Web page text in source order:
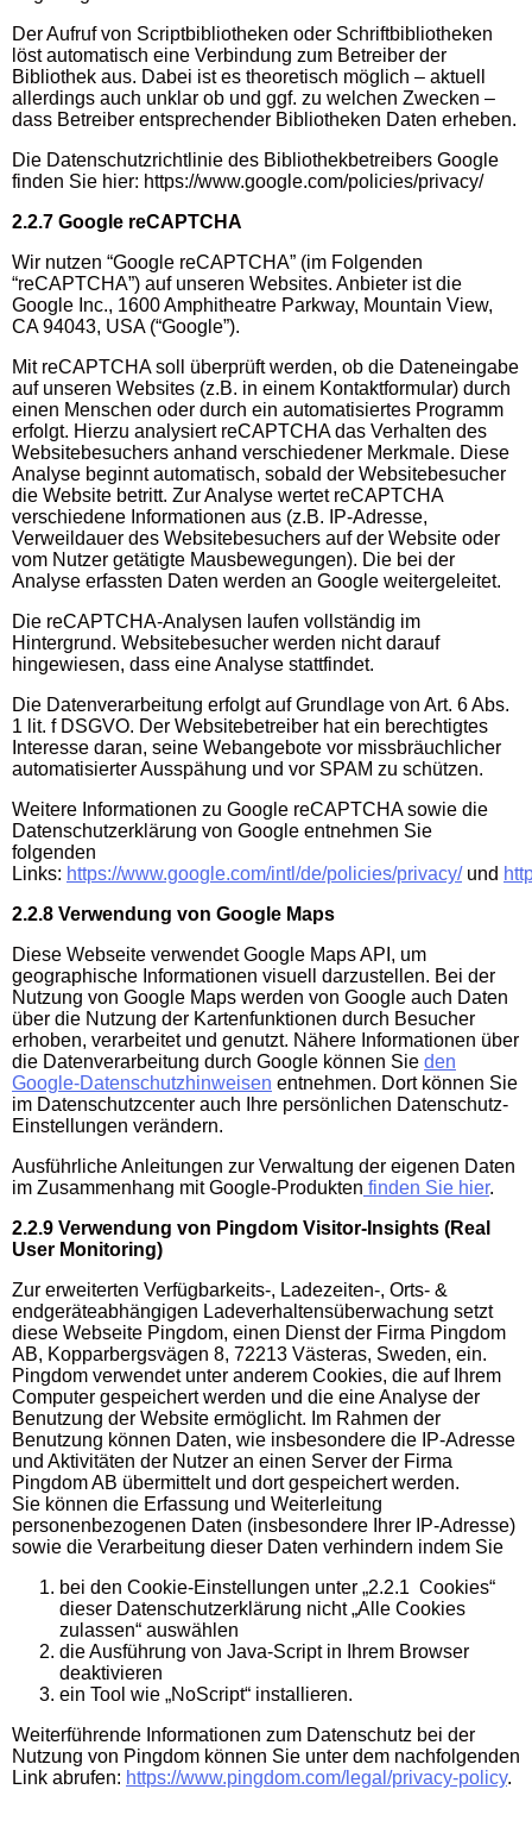
Der Aufruf von Scriptbibliotheken oder Schriftbibliotheken
löst automatisch eine Verbindung zum Betreiber der
Bibliothek aus. Dabei ist es theoretisch möglich – aktuell
allerdings auch unklar ob und ggf. zu welchen Zwecken –
dass Betreiber entsprechender Bibliotheken Daten erheben.
Die Datenschutzrichtlinie des Bibliothekbetreibers Google
finden Sie hier: https://www.google.com/policies/privacy/
2.2.7 Google reCAPTCHA
Wir nutzen “Google reCAPTCHA” (im Folgenden
“reCAPTCHA”) auf unseren Websites. Anbieter ist die
Google Inc., 1600 Amphitheatre Parkway, Mountain View,
CA 94043, USA (“Google”).
Mit reCAPTCHA soll überprüft werden, ob die Dateneingabe
auf unseren Websites (z.B. in einem Kontaktformular) durch
einen Menschen oder durch ein automatisiertes Programm
erfolgt. Hierzu analysiert reCAPTCHA das Verhalten des
Websitebesuchers anhand verschiedener Merkmale. Diese
Analyse beginnt automatisch, sobald der Websitebesucher
die Website betritt. Zur Analyse wertet reCAPTCHA
verschiedene Informationen aus (z.B. IP-Adresse,
Verweildauer des Websitebesuchers auf der Website oder
vom Nutzer getätigte Mausbewegungen). Die bei der
Analyse erfassten Daten werden an Google weitergeleitet.
Die reCAPTCHA-Analysen laufen vollständig im
Hintergrund. Websitebesucher werden nicht darauf
hingewiesen, dass eine Analyse stattfindet.
Die Datenverarbeitung erfolgt auf Grundlage von Art. 6 Abs.
1 lit. f DSGVO. Der Websitebetreiber hat ein berechtigtes
Interesse daran, seine Webangebote vor missbräuchlicher
automatisierter Ausspähung und vor SPAM zu schützen.
Weitere Informationen zu Google reCAPTCHA sowie die
Datenschutzerklärung von Google entnehmen Sie
folgenden
Links: https://www.google.com/intl/de/policies/privacy/und
2.2.8 Verwendung von Google Maps
Diese Webseite verwendet Google Maps API, um
geographische Informationen visuell darzustellen. Bei der
Nutzung von Google Maps werden von Google auch Daten
über die Nutzung der Kartenfunktionen durch Besucher
erhoben, verarbeitet und genutzt. Nähere Informationen über
die Datenverarbeitung durch Google können Sie den
Google-Datenschutzhinweisen entnehmen. Dort können Sie
im Datenschutzcenter auch Ihre persönlichen Datenschutz-
Einstellungen verändern.
Ausführliche Anleitungen zur Verwaltung der eigenen Daten
im Zusammenhang mit Google-Produkten finden Sie hier.
2.2.9 Verwendung von Pingdom Visitor-Insights (Real
User Monitoring)
Zur erweiterten Verfügbarkeits-, Ladezeiten-, Orts- &
endgeräteabhängigen Ladeverhaltensüberwachung setzt
diese Webseite Pingdom, einen Dienst der Firma Pingdom
AB, Kopparbergsvägen 8, 72213 Västeras, Sweden, ein.
Pingdom verwendet unter anderem Cookies, die auf Ihrem
Computer gespeichert werden und die eine Analyse der
Benutzung der Website ermöglicht. Im Rahmen der
Benutzung können Daten, wie insbesondere die IP-Adresse
und Aktivitäten der Nutzer an einen Server der Firma
Pingdom AB übermittelt und dort gespeichert werden.
Sie können die Erfassung und Weiterleitung
personenbezogenen Daten (insbesondere Ihrer IP-Adresse)
sowie die Verarbeitung dieser Daten verhindern indem Sie
bei den Cookie-Einstellungen unter „2.2.1 Cookies“
dieser Datenschutzerklärung nicht „Alle Cookies
zulassen“ auswählen
die Ausführung von Java-Script in Ihrem Browser
deaktivieren
ein Tool wie „NoScript“ installieren.
Weiterführende Informationen zum Datenschutz bei der
Nutzung von Pingdom können Sie unter dem nachfolgenden
Link abrufen: https://www.pingdom.com/legal/privacy-policy.